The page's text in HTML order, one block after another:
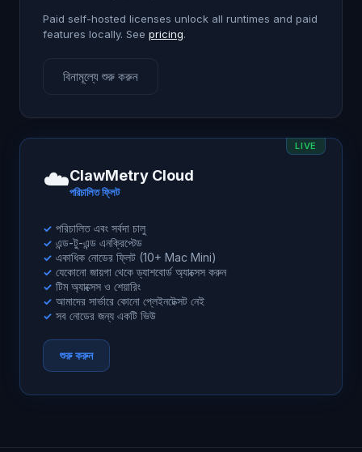
Paid self-hosted licenses unlock all runtimes and paid
features locally. See pricing.
বিনামূল্যে শুরু করুন
LIVE
☁️ClawMetry Cloud
পরিচালিত ফ্লিট
✓ পরিচালিত এবং সর্বদা চালু
✓ এন্ড-টু-এন্ড এনক্রিপ্টেড
✓ একাধিক নোডের ফ্লিট (10+ Mac Mini)
✓ যেকোনো জায়গা থেকে ড্যাশবোর্ড অ্যাক্সেস করুন
✓ টিম অ্যাক্সেস ও শেয়ারিং
✓ আমাদের সার্ভারে কোনো প্লেইনটেক্সট নেই
✓ সব নোডের জন্য একটি ভিউ
শুরু করুন